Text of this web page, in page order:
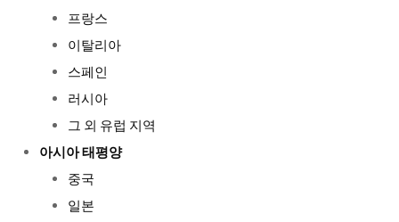
프랑스
이탈리아
스페인
러시아
그 외 유럽 지역
아시아 태평양
중국
일본